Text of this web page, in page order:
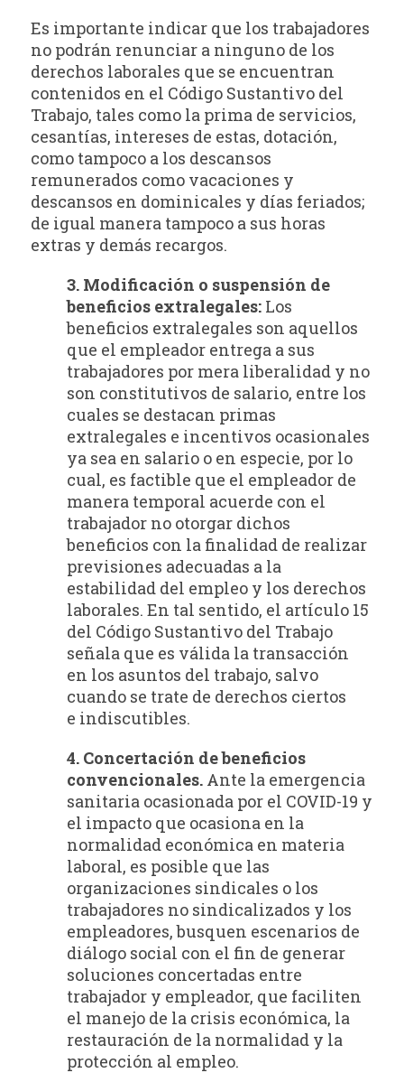
Es importante indicar que los trabajadores
no podrán renunciar a ninguno de los
derechos laborales que se encuentran
contenidos en el Código Sustantivo del
Trabajo, tales como la prima de servicios,
cesantías, intereses de estas, dotación,
como tampoco a los descansos
remunerados como vacaciones y
descansos en dominicales y días feriados;
de igual manera tampoco a sus horas
extras y demás recargos.
3. Modificación o suspensión de
beneficios extralegales: Los
beneficios extralegales son aquellos
que el empleador entrega a sus
trabajadores por mera liberalidad y no
son constitutivos de salario, entre los
cuales se destacan primas
extralegales e incentivos ocasionales
ya sea en salario o en especie, por lo
cual, es factible que el empleador de
manera temporal acuerde con el
trabajador no otorgar dichos
beneficios con la finalidad de realizar
previsiones adecuadas a la
estabilidad del empleo y los derechos
laborales. En tal sentido, el artículo 15
del Código Sustantivo del Trabajo
señala que es válida la transacción
en los asuntos del trabajo, salvo
cuando se trate de derechos ciertos
e indiscutibles.
4. Concertación de beneficios
convencionales. Ante la emergencia
sanitaria ocasionada por el COVID-19 y
el impacto que ocasiona en la
normalidad económica en materia
laboral, es posible que las
organizaciones sindicales o los
trabajadores no sindicalizados y los
empleadores, busquen escenarios de
diálogo social con el fin de generar
soluciones concertadas entre
trabajador y empleador, que faciliten
el manejo de la crisis económica, la
restauración de la normalidad y la
protección al empleo.